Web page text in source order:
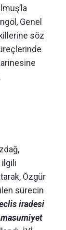
Genel
söz
ilgili
Özgür
sürecin
iradesi
masumiyet